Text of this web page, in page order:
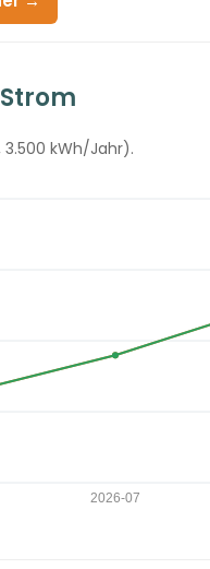
3.500 kWh/Jahr).